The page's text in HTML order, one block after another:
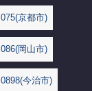
075(京都市)
086(岡山市)
0898(今治市)